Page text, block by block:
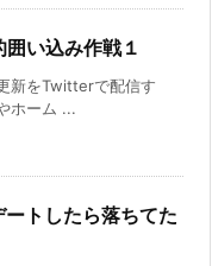
い込み作戦１
新をTwitterで配信す
ホーム ...
トしたら落ちてた